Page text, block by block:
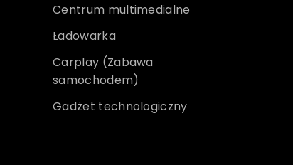
Centrum multimedialne
Ładowarka
Carplay (Zabawa
samochodem)
Gadżet technologiczny